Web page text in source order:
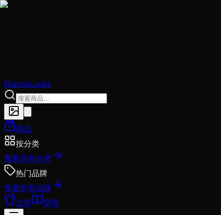
MaisonLooks
商品
按分类
查看所有分类
热门品牌
查看所有品牌
试穿
穿搭